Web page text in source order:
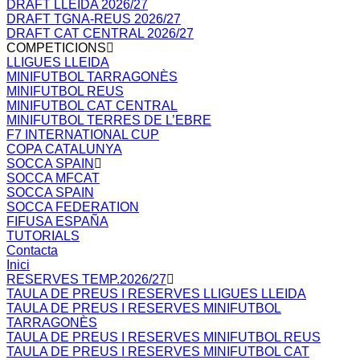
DRAFT LLEIDA 2026/27
DRAFT TGNA-REUS 2026/27
DRAFT CAT CENTRAL 2026/27
COMPETICIONS
LLIGUES LLEIDA
MINIFUTBOL TARRAGONÈS
MINIFUTBOL REUS
MINIFUTBOL CAT CENTRAL
MINIFUTBOL TERRES DE L’EBRE
F7 INTERNATIONAL CUP
COPA CATALUNYA
SOCCA SPAIN
SOCCA MFCAT
SOCCA SPAIN
SOCCA FEDERATION
FIFUSA ESPAÑA
TUTORIALS
Contacta
Inici
RESERVES TEMP.2026/27
TAULA DE PREUS I RESERVES LLIGUES LLEIDA
TAULA DE PREUS I RESERVES MINIFUTBOL
TARRAGONÈS
TAULA DE PREUS I RESERVES MINIFUTBOL REUS
TAULA DE PREUS I RESERVES MINIFUTBOL CAT